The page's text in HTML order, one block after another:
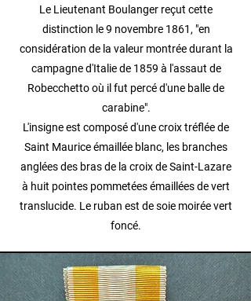
Le Lieutenant Boulanger reçut cette
distinction le 9 novembre 1861, "en
considération de la valeur montrée durant la
campagne d'Italie de 1859 à l'assaut de
Robecchetto où il fut percé d'une balle de
carabine".
L'insigne est composé d'une croix tréflée de
Saint Maurice émaillée blanc, les branches
anglées des bras de la croix de Saint-Lazare
à huit pointes pommetées émaillées de vert
translucide. Le ruban est de soie moirée vert
foncé.